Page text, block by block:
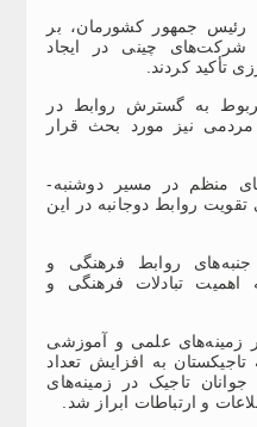
رئیس جمهور کشورمان، بر
شرکت‌های چینی در ایجاد
تأکید کردند.
به گسترش روابط در
مردمی نیز مورد بحث قرار
منظم در مسیر دوشنبه-
روابط دوجانبه در این
روابط فرهنگی و
اهمیت تبادلات فرهنگی و
زمینه‌های علمی و آموزشی
به افزایش تعداد
تاجیک در زمینه‌های
و ارتباطات ابراز شد.